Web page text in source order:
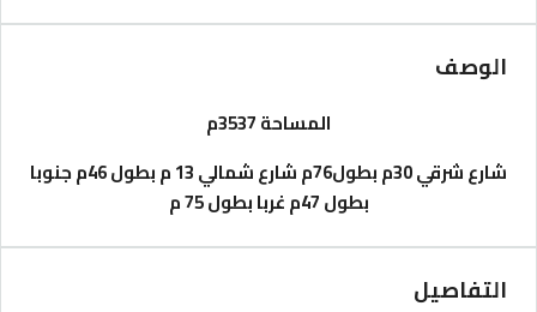
الوصف
المساحة 3537م
شارع شرقي 30م بطول76م
شارع شمالي 13 م بطول 46م
جنوبا
بطول 47م
غربا بطول 75 م
التفاصيل